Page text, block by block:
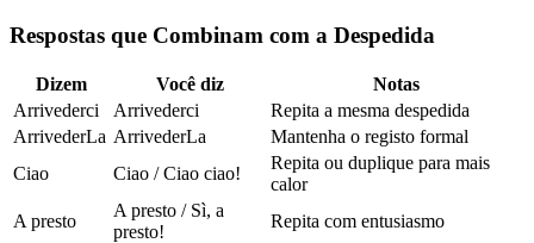
Respostas que Combinam com a Despedida
Dizem Você diz
Notas
Arrivederci
Arrivederci
Repita a mesma despedida
ArrivederLa ArrivederLa
Mantenha o registo formal
Ciao
Ciao / Ciao ciao!
Repita ou duplique para mais
calor
A presto
A presto / Sì, a
presto!
Repita com entusiasmo